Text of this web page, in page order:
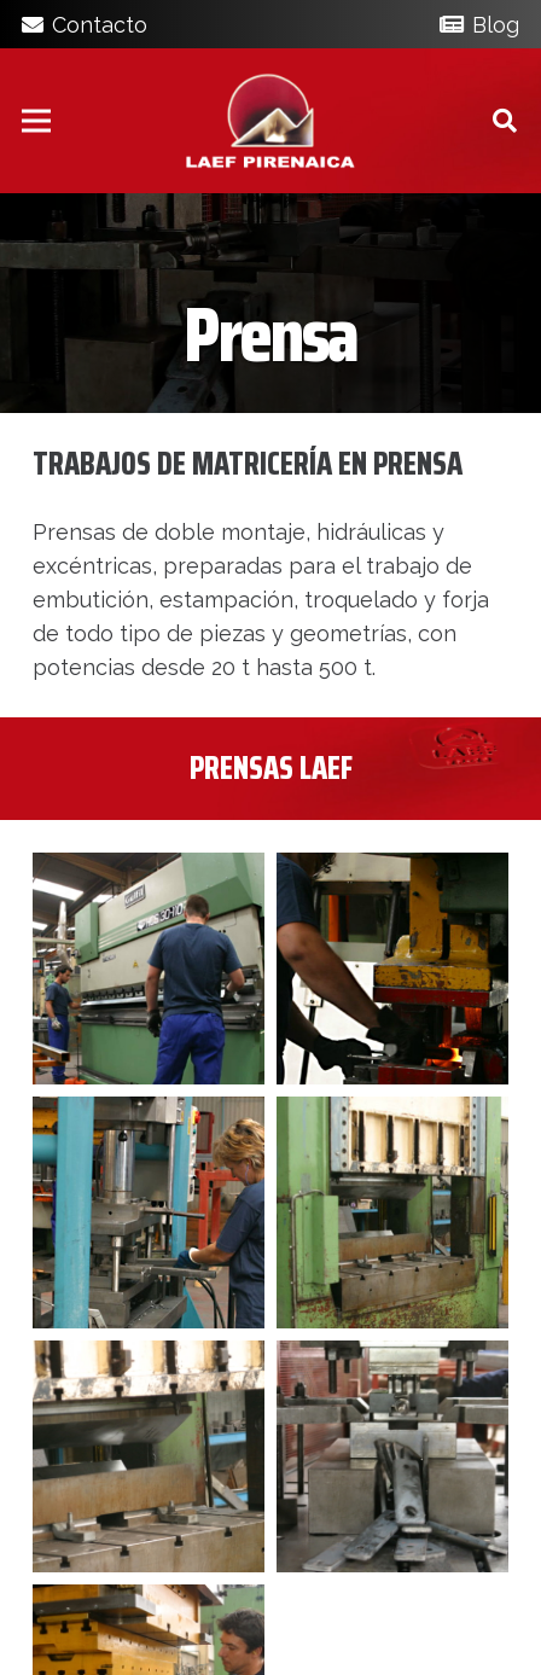
Contacto Blog
Prensa
TRABAJOS DE MATRICERÍA EN PRENSA
Prensas de doble montaje, hidráulicas y
excéntricas, preparadas para el trabajo de
embutición, estampación, troquelado y forja
de todo tipo de piezas y geometrías, con
potencias desde 20 t hasta 500 t.
PRENSAS LAEF